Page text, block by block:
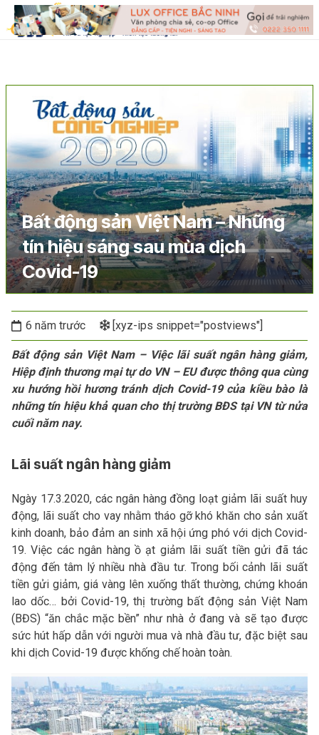
Bất động sản Việt Nam – Những
tín hiệu sáng sau mùa dịch
Covid-19
6 năm trước [xyz-ips snippet="postviews"]
Bất động sản Việt Nam – Việc lãi suất ngân hàng giảm,
Hiệp định thương mại tự do VN – EU được thông qua cùng
xu hướng hồi hương tránh dịch Covid-19 của kiều bào là
những tín hiệu khả quan cho thị trường BĐS tại VN từ nửa
cuối năm nay.
Lãi suất ngân hàng giảm
Ngày 17.3.2020, các ngân hàng đồng loạt giảm lãi suất huy
động, lãi suất cho vay nhằm tháo gỡ khó khăn cho sản xuất
kinh doanh, bảo đảm an sinh xã hội ứng phó với dịch Covid-
19. Việc các ngân hàng ồ ạt giảm lãi suất tiền gửi đã tác
động đến tâm lý nhiều nhà đầu tư. Trong bối cảnh lãi suất
tiền gửi giảm, giá vàng lên xuống thất thường, chứng khoán
lao dốc… bởi Covid-19, thị trường bất động sản Việt Nam
(BĐS) “ăn chắc mặc bền” như nhà ở đang và sẽ tạo được
sức hút hấp dẫn với người mua và nhà đầu tư, đặc biệt sau
khi dịch Covid-19 được khống chế hoàn toàn.